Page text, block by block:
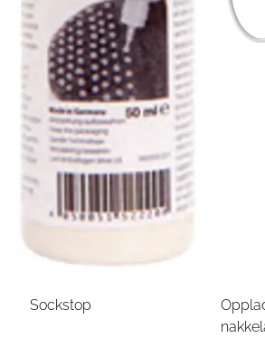
Sockstop